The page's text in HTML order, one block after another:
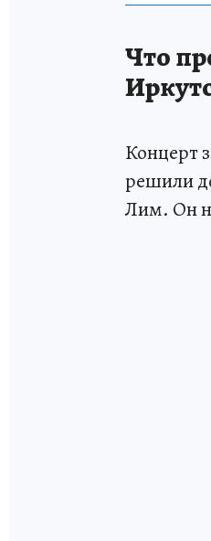
Что
Концерт
решили
Лим. Он